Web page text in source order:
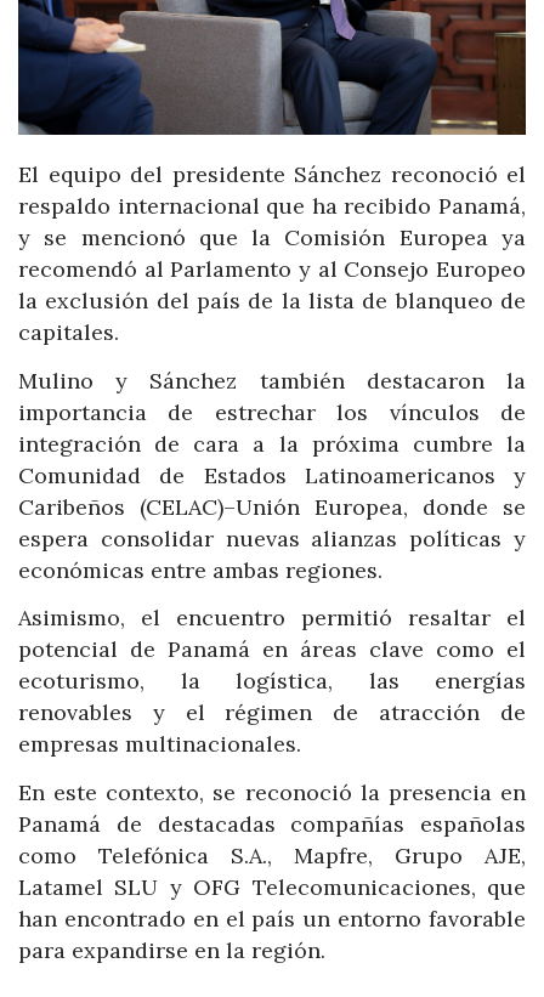
El equipo del presidente Sánchez reconoció el
respaldo internacional que ha recibido Panamá,
y se mencionó que la Comisión Europea ya
recomendó al Parlamento y al Consejo Europeo
la exclusión del país de la lista de blanqueo de
capitales.
Mulino y Sánchez también destacaron la
importancia de estrechar los vínculos de
integración de cara a la próxima cumbre la
Comunidad de Estados Latinoamericanos y
Caribeños (CELAC)–Unión Europea, donde se
espera consolidar nuevas alianzas políticas y
económicas entre ambas regiones.
Asimismo, el encuentro permitió resaltar el
potencial de Panamá en áreas clave como el
ecoturismo, la logística, las energías
renovables y el régimen de atracción de
empresas multinacionales.
En este contexto, se reconoció la presencia en
Panamá de destacadas compañías españolas
como Telefónica S.A., Mapfre, Grupo AJE,
Latamel SLU y OFG Telecomunicaciones, que
han encontrado en el país un entorno favorable
para expandirse en la región.